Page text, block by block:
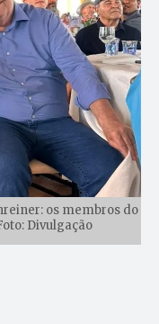
os membros do
Divulgação